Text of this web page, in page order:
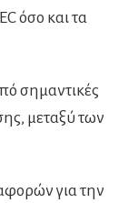
όσο και τα
σημαντικές
μεταξύ των
για την